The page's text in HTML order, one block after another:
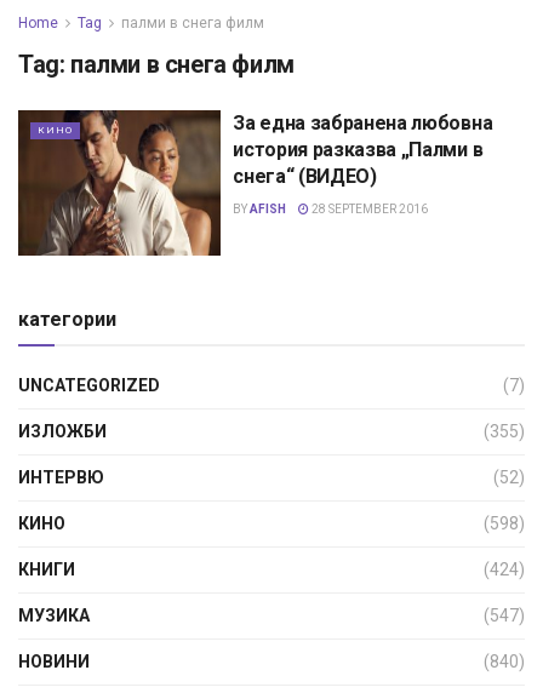
Home Tag палми в снега филм
Tag: палми в снега филм
КИНО
За една забранена любовна
история разказва „Палми в
снега“ (ВИДЕО)
BYAFISH 28 SEPTEMBER 2016
категории
UNCATEGORIZED (7)
ИЗЛОЖБИ (355)
ИНТЕРВЮ (52)
КИНО (598)
КНИГИ (424)
МУЗИКА (547)
НОВИНИ (840)